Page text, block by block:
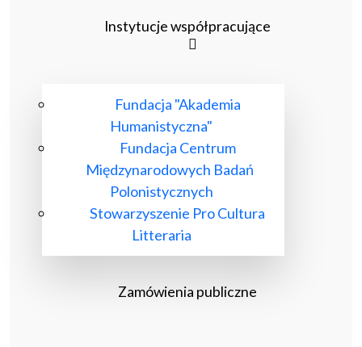
Instytucje współpracujące
Fundacja "Akademia
Humanistyczna"
Fundacja Centrum
Międzynarodowych Badań
Polonistycznych
Stowarzyszenie Pro Cultura
Litteraria
Zamówienia publiczne